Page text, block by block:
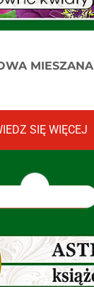
MIESZANA
SIĘ WIĘCEJ